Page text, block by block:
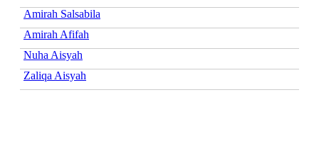
Amirah Salsabila
Amirah Afifah
Nuha Aisyah
Zaliqa Aisyah